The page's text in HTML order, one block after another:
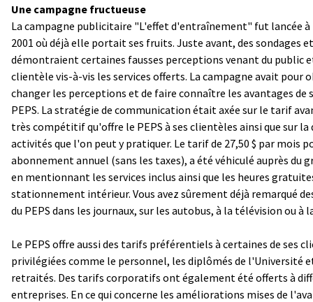
Une campagne fructueuse
La campagne publicitaire "L'effet d'entraînement" fut lancée
2001 où déjà elle portait ses fruits. Juste avant, des sondages
démontraient certaines fausses perceptions venant du public
clientèle vis-à-vis les services offerts. La campagne avait pour
changer les perceptions et de faire connaître les avantages de
PEPS. La stratégie de communication était axée sur le tarif
très compétitif qu'offre le PEPS à ses clientèles ainsi que sur la
activités que l'on peut y pratiquer. Le tarif de 27,50 $ par mois
abonnement annuel (sans les taxes), a été véhiculé auprès du
en mentionnant les services inclus ainsi que les heures
stationnement intérieur. Vous avez sûrement déjà remarqué
du PEPS dans les journaux, sur les autobus, à la télévision ou à
Le PEPS offre aussi des tarifs préférentiels à certaines de ses
privilégiées comme le personnel, les diplômés de l'Université
retraités. Des tarifs corporatifs ont également été offerts à
entreprises. En ce qui concerne les améliorations mises de